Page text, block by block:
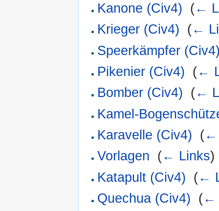
Kanone (Civ4) (←
Krieger (Civ4) (←
Speerkämpfer
Pikenier (Civ4) (←
Bomber (Civ4) (←
Kamel-
Karavelle (Civ4) (←
Vorlagen (← Links)
Katapult (Civ4) (←
Quechua (Civ4) (←